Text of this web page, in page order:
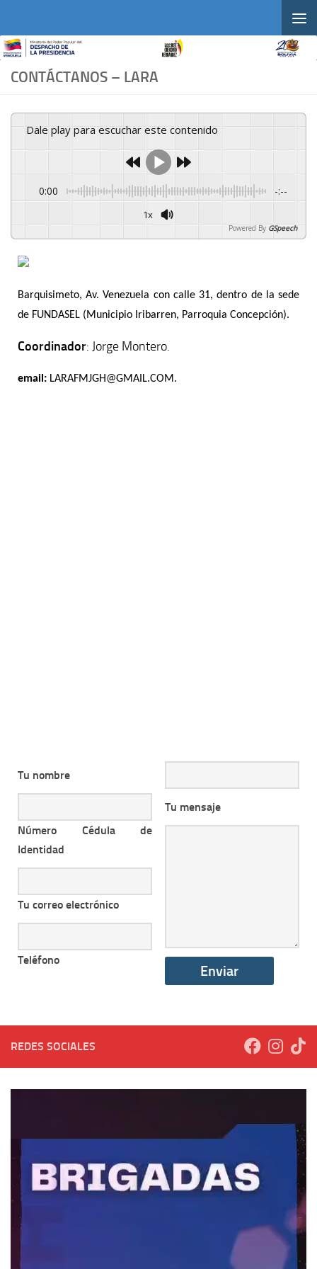
CONTÁCTANOS – LARA
Dale play para escuchar este contenido
0:00 -:--
1x
Powered By GSpeech
Barquisimeto, Av. Venezuela con calle 31, dentro de la sede
de FUNDASEL (Municipio Iribarren, Parroquia Concepción).
Coordinador: Jorge Montero.
email: LARAFMJGH@GMAIL.COM.
Tu nombre
Número Cédula de
Identidad
Tu correo electrónico
Teléfono
Tu mensaje
REDES SOCIALES